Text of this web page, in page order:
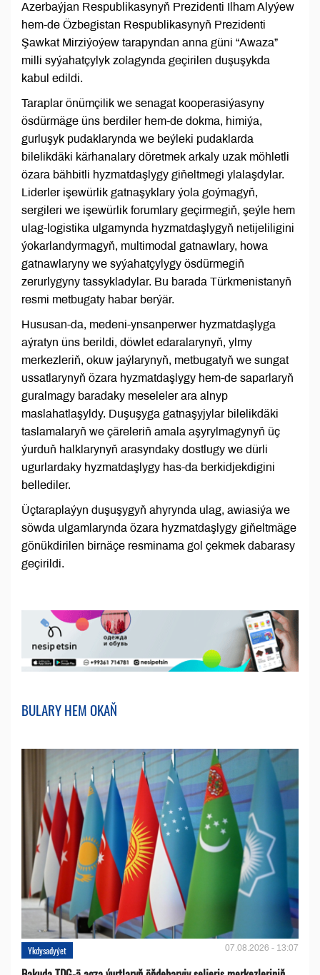
Azerbaýjan Respublikasynyň Prezidenti Ilham Alyýew
hem-de Özbegistan Respublikasynyň Prezidenti
Şawkat Mirziýoýew tarapyndan anna güni “Awaza”
milli syýahatçylyk zolagynda geçirilen duşuşykda
kabul edildi.
Taraplar önümçilik we senagat kooperasiýasyny
ösdürmäge üns berdiler hem-de dokma, himiýa,
gurluşyk pudaklarynda we beýleki pudaklarda
bilelikdäki kärhanalary döretmek arkaly uzak möhletli
özara bähbitli hyzmatdaşlygy giňeltmegi ylalaşdylar.
Liderler işewürlik gatnaşyklary ýola goýmagyň,
sergileri we işewürlik forumlary geçirmegiň, şeýle hem
ulag-logistika ulgamynda hyzmatdaşlygyň netijeliligini
ýokarlandyrmagyň, multimodal gatnawlary, howa
gatnawlaryny we syýahatçylygy ösdürmegiň
zerurlygyny tassykladylar. Bu barada Türkmenistanyň
resmi metbugaty habar berýär.
Hususan-da, medeni-ynsanperwer hyzmatdaşlyga
aýratyn üns berildi, döwlet edaralarynyň, ylmy
merkezleriň, okuw jaýlarynyň, metbugatyň we sungat
ussatlarynyň özara hyzmatdaşlygy hem-de saparlaryň
guralmagy baradaky meseleler ara alnyp
maslahatlaşyldy. Duşuşyga gatnaşyjylar bilelikdäki
taslamalaryň we çäreleriň amala aşyrylmagynyň üç
ýurduň halklarynyň arasyndaky dostlugy we dürli
ugurlardaky hyzmatdaşlygy has-da berkidjekdigini
bellediler.
Üçtaraplaýyn duşuşygyň ahyrynda ulag, awiasiýa we
söwda ulgamlarynda özara hyzmatdaşlygy giňeltmäge
gönükdirilen birnäçe resminama gol çekmek dabarasy
geçirildi.
BULARY HEM OKAŇ
Ykdysadyýet 07.08.2026 - 13:07